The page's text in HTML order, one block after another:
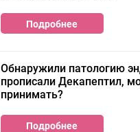
Подробнее
Обнаружили патологию
прописали Декапептил,
принимать?
Подробнее